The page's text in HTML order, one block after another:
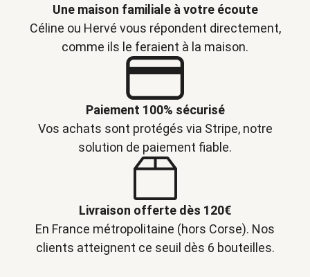
Une maison familiale à votre écoute
Céline ou Hervé vous répondent directement,
comme ils le feraient à la maison.
Paiement 100% sécurisé
Vos achats sont protégés via Stripe, notre
solution de paiement fiable.
Livraison offerte dès 120€
En France métropolitaine (hors Corse). Nos
clients atteignent ce seuil dès 6 bouteilles.